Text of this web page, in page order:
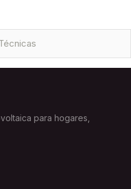
para hogares,